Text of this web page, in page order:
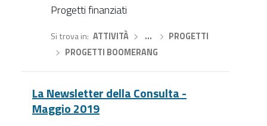
Progetti finanziati
Si trova in ATTIVITÀ› …
PROGETTI
PROGETTI BOOMERANG
La Newsletter della Consulta -
Maggio 2019